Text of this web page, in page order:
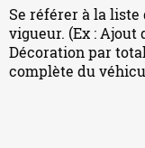
Se référer à la liste
vigueur. (Ex : Ajout
Décoration par
complète du